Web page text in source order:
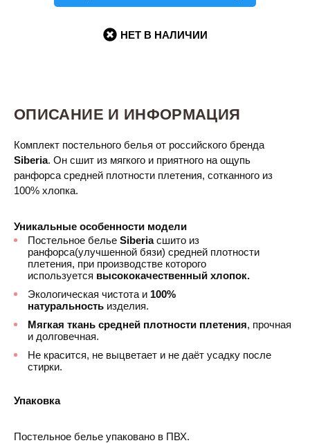
НЕТ В НАЛИЧИИ
ОПИСАНИЕ И ИНФОРМАЦИЯ
Комплект постельного белья от российского бренда
Siberia. Он сшит из мягкого и приятного на ощупь
ранфорса средней плотности плетения, сотканного из
100% хлопка.
Уникальные особенности модели
Постельное белье Siberiaсшито из
ранфорса(улучшенной бязи) средней плотности
плетения, при производстве которого
используется высококачественный хлопок.
Экологическая чистота и 100%
натуральность изделия.
Мягкая ткань средней плотности плетения, прочная
и долговечная.
Не красится, не выцветает и не даёт усадку после
стирки.
Упаковка
Постельное белье упаковано в ПВХ.